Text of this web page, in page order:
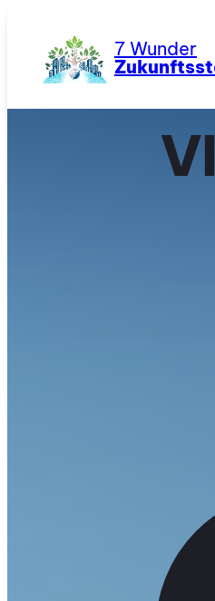
springen
7 Wunder